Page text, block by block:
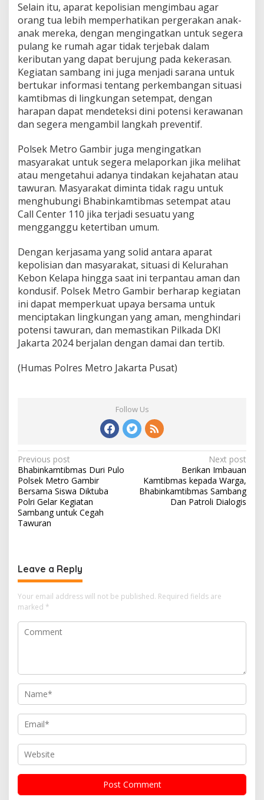
Selain itu, aparat kepolisian mengimbau agar
orang tua lebih memperhatikan pergerakan anak-
anak mereka, dengan mengingatkan untuk segera
pulang ke rumah agar tidak terjebak dalam
keributan yang dapat berujung pada kekerasan.
Kegiatan sambang ini juga menjadi sarana untuk
bertukar informasi tentang perkembangan situasi
kamtibmas di lingkungan setempat, dengan
harapan dapat mendeteksi dini potensi kerawanan
dan segera mengambil langkah preventif.
Polsek Metro Gambir juga mengingatkan
masyarakat untuk segera melaporkan jika melihat
atau mengetahui adanya tindakan kejahatan atau
tawuran. Masyarakat diminta tidak ragu untuk
menghubungi Bhabinkamtibmas setempat atau
Call Center 110 jika terjadi sesuatu yang
mengganggu ketertiban umum.
Dengan kerjasama yang solid antara aparat
kepolisian dan masyarakat, situasi di Kelurahan
Kebon Kelapa hingga saat ini terpantau aman dan
kondusif. Polsek Metro Gambir berharap kegiatan
ini dapat memperkuat upaya bersama untuk
menciptakan lingkungan yang aman, menghindari
potensi tawuran, dan memastikan Pilkada DKI
Jakarta 2024 berjalan dengan damai dan tertib.
(Humas Polres Metro Jakarta Pusat)
Follow Us
Post
navigation
Previous post
Bhabinkamtibmas Duri Pulo
Polsek Metro Gambir
Bersama Siswa Diktuba
Polri Gelar Kegiatan
Sambang untuk Cegah
Tawuran
Next post
Berikan Imbauan
Kamtibmas kepada Warga,
Bhabinkamtibmas Sambang
Dan Patroli Dialogis
Leave a Reply
Your email address will not be published. Required fields are
marked *